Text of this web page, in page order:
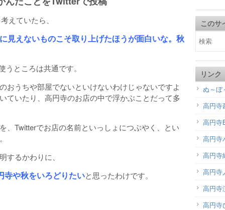
えていたら、
見えないものこそ取り上げたほうが面白いな。秋
ところは共通です。
おうちや部屋でないといけないわけじゃないですよ
ていたり、高円寺のお店の中で浮かぶことだって多
、Twitterでお店の名前といっしょにつぶやく、とい
するかわりに、
寺や秋をいろどりたいと思ったわけです。
このサ
リンク
ぬ～ぼ
高円寺
高円寺
高円寺
高円寺
高円寺
高円寺
高円寺